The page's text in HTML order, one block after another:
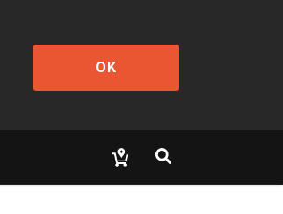
OK